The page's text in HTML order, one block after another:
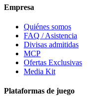
Empresa
Quiénes somos
FAQ / Asistencia
Divisas admitidas
MCP
Ofertas Exclusivas
Media Kit
Plataformas de juego